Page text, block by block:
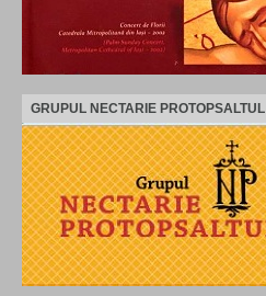
GRUPUL NECTARIE PROTOPSALTUL